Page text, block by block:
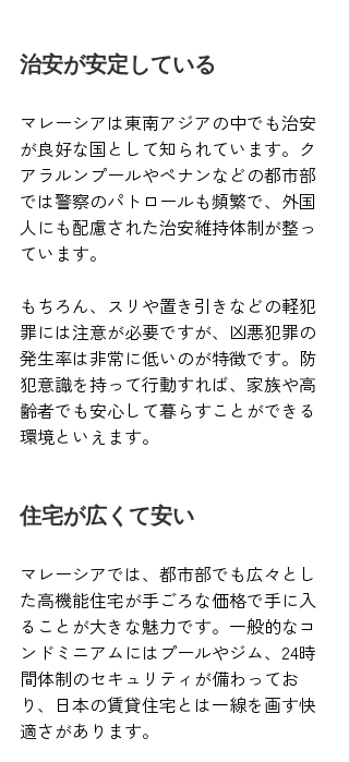
治安が安定している
マレーシアは東南アジアの中でも治安
が良好な国として知られています。ク
アラルンプールやペナンなどの都市部
では警察のパトロールも頻繁で、外国
人にも配慮された治安維持体制が整っ
ています。
もちろん、スリや置き引きなどの軽犯
罪には注意が必要ですが、凶悪犯罪の
発生率は非常に低いのが特徴です。防
犯意識を持って行動すれば、家族や高
齢者でも安心して暮らすことができる
環境といえます。
住宅が広くて安い
マレーシアでは、都市部でも広々とし
た高機能住宅が手ごろな価格で手に入
ることが大きな魅力です。一般的なコ
ンドミニアムにはプールやジム、24時
間体制のセキュリティが備わってお
り、日本の賃貸住宅とは一線を画す快
適さがあります。